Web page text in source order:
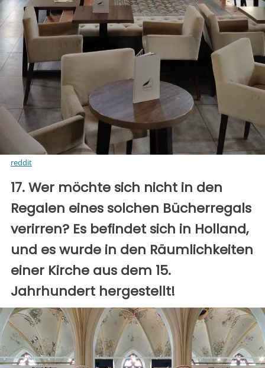
reddit
17. Wer möchte sich nicht in den
Regalen eines solchen Bücherregals
verirren? Es befindet sich in Holland,
und es wurde in den Räumlichkeiten
einer Kirche aus dem 15.
Jahrhundert hergestellt!